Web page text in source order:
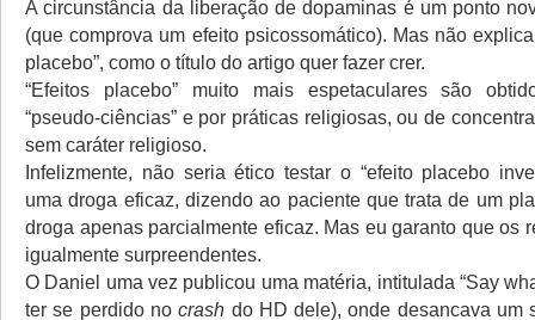
A circunstância da liberação de dopaminas é um ponto
(que comprova um efeito psicossomático). Mas não
placebo”, como o título do artigo quer fazer crer.
“Efeitos placebo” muito mais espetaculares são
“pseudo-ciências” e por práticas religiosas, ou de
sem caráter religioso.
Infelizmente, não seria ético testar o “efeito placebo
uma droga eficaz, dizendo ao paciente que trata de um
droga apenas parcialmente eficaz. Mas eu garanto que os
igualmente surpreendentes.
O Daniel uma vez publicou uma matéria, intitulada “Say
ter se perdido nocrash do HD dele), onde desancava um